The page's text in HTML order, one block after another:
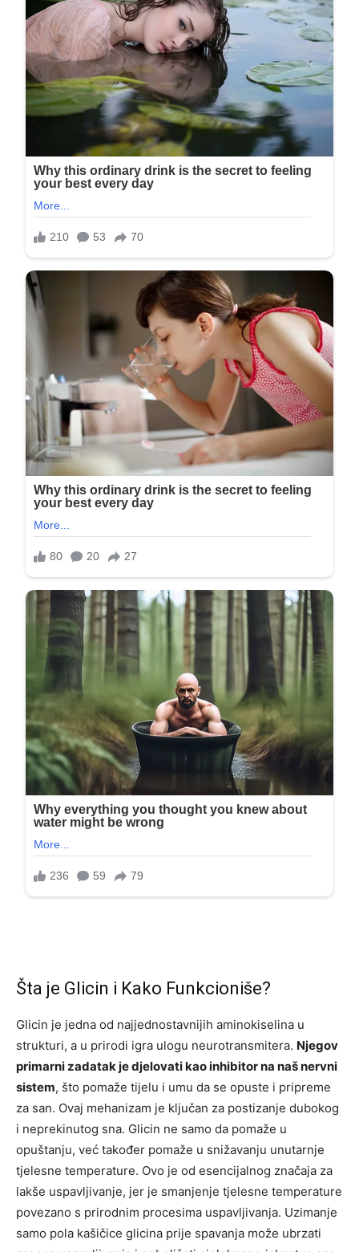
Šta je Glicin i Kako Funkcioniše?
Glicin je jedna od najjednostavnijih aminokiselina u
strukturi, a u prirodi igra ulogu neurotransmitera. Njegov
primarni zadatak je djelovati kao inhibitor na naš nervni
sistem, što pomaže tijelu i umu da se opuste i pripreme
za san. Ovaj mehanizam je ključan za postizanje dubokog
i neprekinutog sna. Glicin ne samo da pomaže u
opuštanju, već također pomaže u snižavanju unutarnje
tjelesne temperature. Ovo je od esencijalnog značaja za
lakše uspavljivanje, jer je smanjenje tjelesne temperature
povezano s prirodnim procesima uspavljivanja. Uzimanje
samo pola kašičice glicina prije spavanja može ubrzati